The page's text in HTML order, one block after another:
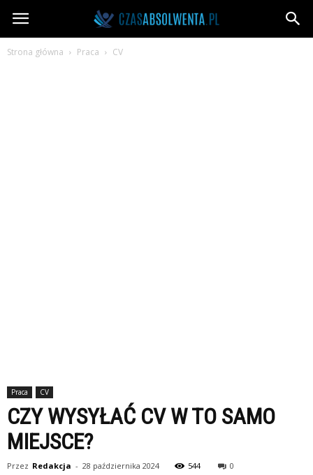
CzasAbsolwenta.pl
Strona główna Praca CV
Praca CV
CZY WYSYŁAĆ CV W TO SAMO
MIEJSCE?
Przez Redakcja - 28 października 2024 544 0